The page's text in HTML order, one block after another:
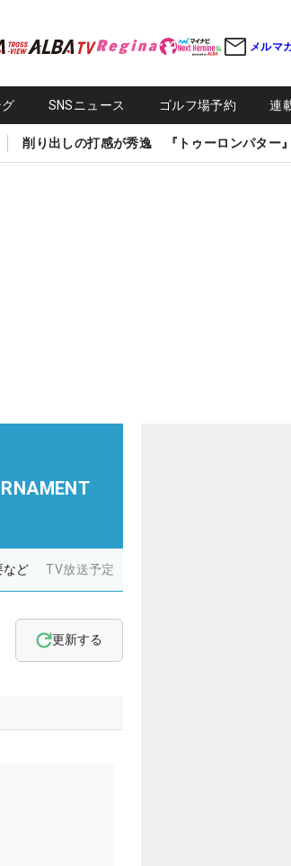
メルマ
SNSニュース ゴルフ場予約 連
削り出しの打感が秀逸 『トゥーロンパター』
など TV放送予定
更新する